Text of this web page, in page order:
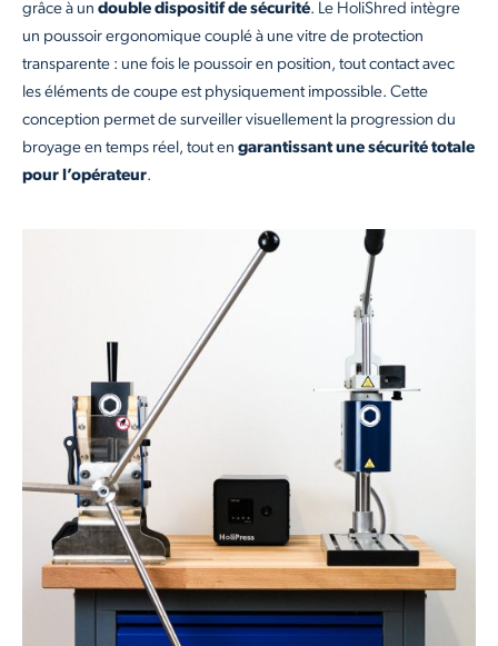
grâce à un double dispositif de sécurité. Le HoliShred intègre
un poussoir ergonomique couplé à une vitre de protection
transparente : une fois le poussoir en position, tout contact avec
les éléments de coupe est physiquement impossible. Cette
conception permet de surveiller visuellement la progression du
broyage en temps réel, tout en garantissant une sécurité totale
pour l’opérateur.